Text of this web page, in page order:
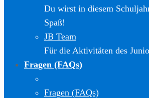
Du wirst in diesem
Spaß!
JB Team
Für die Aktivitäten des
Fragen (FAQs)
Fragen (FAQs)